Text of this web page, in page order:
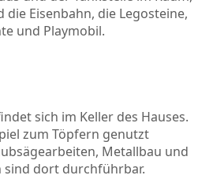
die Eisenbahn, die Legosteine,
und Playmobil.
sich im Keller des Hauses.
zum Töpfern genutzt
Metallbau und
sind dort durchführbar.